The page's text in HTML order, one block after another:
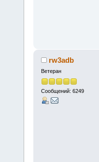
rw3adb
Ветеран
Сообщений: 6249